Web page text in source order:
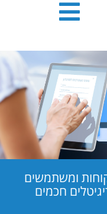
ומשתמשים
חכמים